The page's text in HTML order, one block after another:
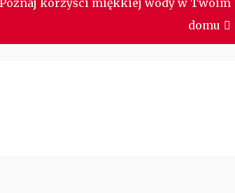
Poznaj korzyści miękkiej wody w Twoim
domu